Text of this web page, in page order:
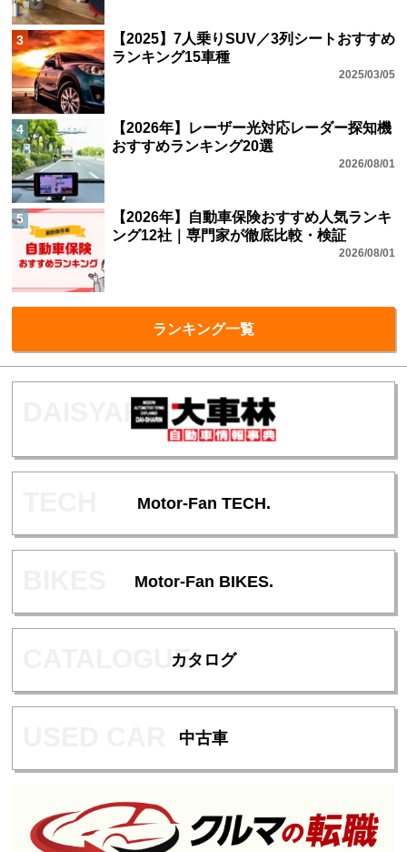
3
【2025】7人乗りSUV／3列シートおすすめ
ランキング15車種
2025/03/05
4
【2026年】レーザー光対応レーダー探知機
おすすめランキング20選
2026/08/01
5
【2026年】自動車保険おすすめ人気ランキ
ング12社｜専門家が徹底比較・検証
2026/08/01
ランキング一覧
Motor-Fan TECH.
Motor-Fan BIKES.
カタログ
中古車